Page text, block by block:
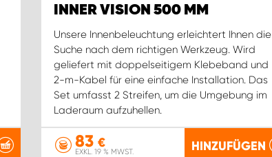
INNER VISION 500 MM
Unsere Innenbeleuchtung erleichtert Ihnen die
Suche nach dem richtigen Werkzeug. Wird
geliefert mit doppelseitigem Klebeband und
2-m-Kabel für eine einfache Installation. Das
Set umfasst 2 Streifen, um die Umgebung im
Laderaum aufzuhellen.
83 €
EXKL. 19 % MWST. HINZUFÜGEN